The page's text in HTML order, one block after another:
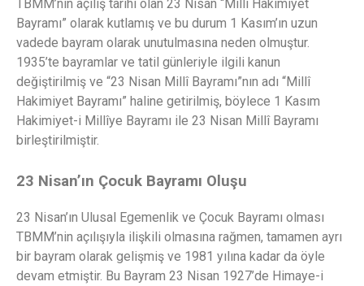
TBMM’nin açılış tarihi olan 23 Nisan “Milli Hakimiyet
Bayramı” olarak kutlamış ve bu durum 1 Kasım’ın uzun
vadede bayram olarak unutulmasına neden olmuştur.
1935’te bayramlar ve tatil günleriyle ilgili kanun
değiştirilmiş ve “23 Nisan Millî Bayramı”nın adı “Millî
Hakimiyet Bayramı” haline getirilmiş, böylece 1 Kasım
Hakimiyet-i Millîye Bayramı ile 23 Nisan Millî Bayramı
birleştirilmiştir.
23 Nisan’ın Çocuk Bayramı Oluşu
23 Nisan’ın Ulusal Egemenlik ve Çocuk Bayramı olması
TBMM’nin açılışıyla ilişkili olmasına rağmen, tamamen ayrı
bir bayram olarak gelişmiş ve 1981 yılına kadar da öyle
devam etmiştir. Bu Bayram 23 Nisan 1927’de Himaye-i